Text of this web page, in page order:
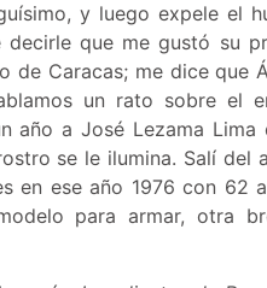
y luego expele el
que me gustó su
de Caracas; me dice que
un rato sobre el
año a José Lezama Lima
se le ilumina. Salí del
en ese año 1976 con 62
para armar, otra